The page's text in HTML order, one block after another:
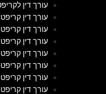
עורך דין
עורך דין
עורך דין
עורך דין
עורך דין
עורך דין
עורך דין
עורך דין